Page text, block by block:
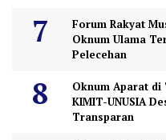
Forum Rakyat
Oknum Ulama
Pelecehan
Oknum Aparat di
KIMIT-UNUSIA
Transparan